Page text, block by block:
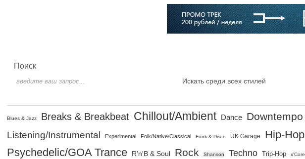
Поиск
Искать среди всех стилей
Blues & Jazz Breaks & Breakbeat Chillout/Ambient Dance Downtempo
Listening/Instrumental
Experimental Folk/Native/Classical Funk & Disco UK Garage Hip-Hop
Psychedelic/GOA Trance R'n'B & Soul Rock Shanson Techno Trip-Hop x'Core